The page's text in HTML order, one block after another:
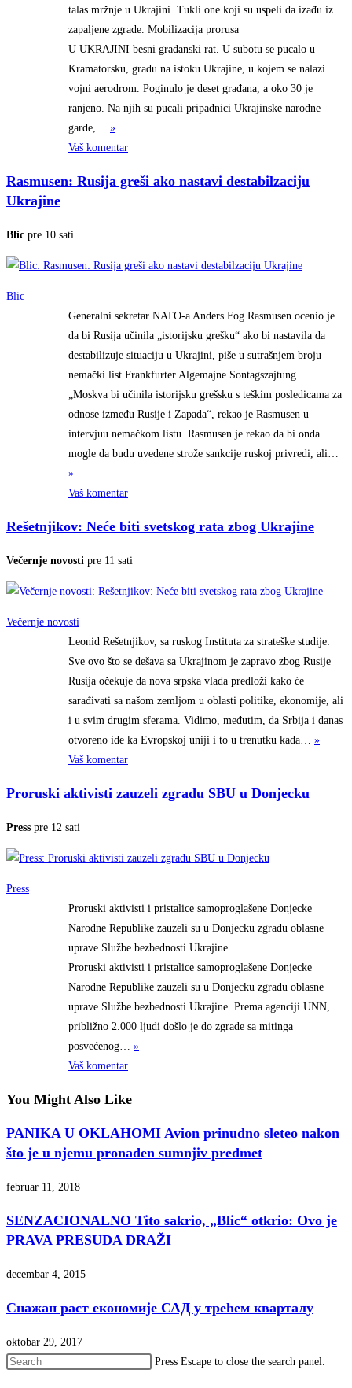
talas mržnje u Ukrajini. Tukli one koji su uspeli da izađu iz
zapaljene zgrade. Mobilizacija prorusa
U UKRAJINI besni građanski rat. U subotu se pucalo u
Kramatorsku, gradu na istoku Ukrajine, u kojem se nalazi
vojni aerodrom. Poginulo je deset građana, a oko 30 je
ranjeno. Na njih su pucali pripadnici Ukrajinske narodne
garde,… »
Vaš komentar
Rasmusen: Rusija greši ako nastavi destabilzaciju
Ukrajine
Blic pre 10 sati
Blic
Generalni sekretar NATO-a Anders Fog Rasmusen ocenio je
da bi Rusija učinila „istorijsku grešku“ ako bi nastavila da
destabilizuje situaciju u Ukrajini, piše u sutrašnjem broju
nemački list Frankfurter Algemajne Sontagszajtung.
„Moskva bi učinila istorijsku grešsku s teškim posledicama za
odnose između Rusije i Zapada“, rekao je Rasmusen u
intervjuu nemačkom listu. Rasmusen je rekao da bi onda
mogle da budu uvedene strože sankcije ruskoj privredi, ali…
»
Vaš komentar
Rešetnjikov: Neće biti svetskog rata zbog Ukrajine
Večernje novosti pre 11 sati
Večernje novosti
Leonid Rešetnjikov, sa ruskog Instituta za strateške studije:
Sve ovo što se dešava sa Ukrajinom je zapravo zbog Rusije
Rusija očekuje da nova srpska vlada predloži kako će
sarađivati sa našom zemljom u oblasti politike, ekonomije, ali
i u svim drugim sferama. Vidimo, međutim, da Srbija i danas
otvoreno ide ka Evropskoj uniji i to u trenutku kada… »
Vaš komentar
Proruski aktivisti zauzeli zgradu SBU u Donjecku
Press pre 12 sati
Press
Proruski aktivisti i pristalice samoproglašene Donjecke
Narodne Republike zauzeli su u Donjecku zgradu oblasne
uprave Službe bezbednosti Ukrajine.
Proruski aktivisti i pristalice samoproglašene Donjecke
Narodne Republike zauzeli su u Donjecku zgradu oblasne
uprave Službe bezbednosti Ukrajine. Prema agenciji UNN,
približno 2.000 ljudi došlo je do zgrade sa mitinga
posvećenog… »
Vaš komentar
You Might Also Like
PANIKA U OKLAHOMI Avion prinudno sleteo nakon
što je u njemu pronađen sumnjiv predmet
februar 11, 2018
SENZACIONALNO Tito sakrio, „Blic“ otkrio: Ovo je
PRAVA PRESUDA DRAŽI
decembar 4, 2015
Снажан раст економије САД у трећем кварталу
oktobar 29, 2017
Press Escape to close the search panel.